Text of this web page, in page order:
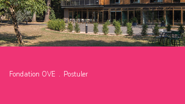
Fondation OVE Postuler